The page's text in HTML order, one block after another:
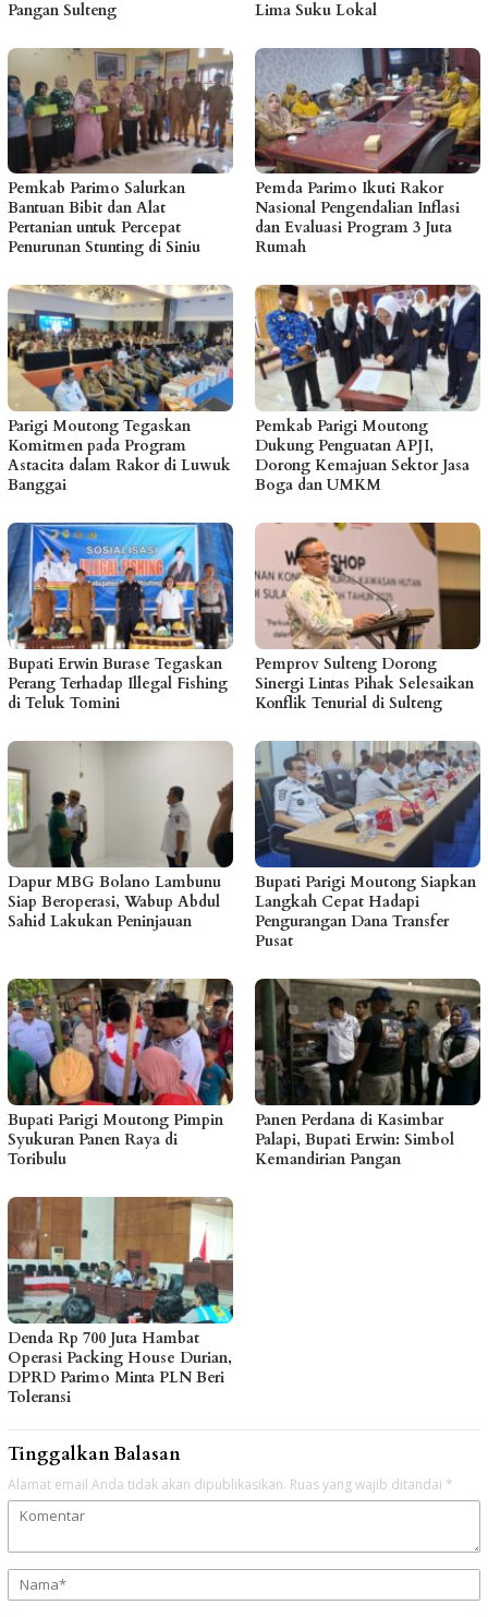
Pangan Sulteng
Lima Suku Lokal
Pemkab Parimo Salurkan
Bantuan Bibit dan Alat
Pertanian untuk Percepat
Penurunan Stunting di Siniu
Pemda Parimo Ikuti Rakor
Nasional Pengendalian Inflasi
dan Evaluasi Program 3 Juta
Rumah
Parigi Moutong Tegaskan
Komitmen pada Program
Astacita dalam Rakor di Luwuk
Banggai
Pemkab Parigi Moutong
Dukung Penguatan APJI,
Dorong Kemajuan Sektor Jasa
Boga dan UMKM
Bupati Erwin Burase Tegaskan
Perang Terhadap Illegal Fishing
di Teluk Tomini
Pemprov Sulteng Dorong
Sinergi Lintas Pihak Selesaikan
Konflik Tenurial di Sulteng
Dapur MBG Bolano Lambunu
Siap Beroperasi, Wabup Abdul
Sahid Lakukan Peninjauan
Bupati Parigi Moutong Siapkan
Langkah Cepat Hadapi
Pengurangan Dana Transfer
Pusat
Bupati Parigi Moutong Pimpin
Syukuran Panen Raya di
Toribulu
Panen Perdana di Kasimbar
Palapi, Bupati Erwin: Simbol
Kemandirian Pangan
Denda Rp 700 Juta Hambat
Operasi Packing House Durian,
DPRD Parimo Minta PLN Beri
Toleransi
Tinggalkan Balasan
Alamat email Anda tidak akan dipublikasikan. Ruas yang wajib ditandai *